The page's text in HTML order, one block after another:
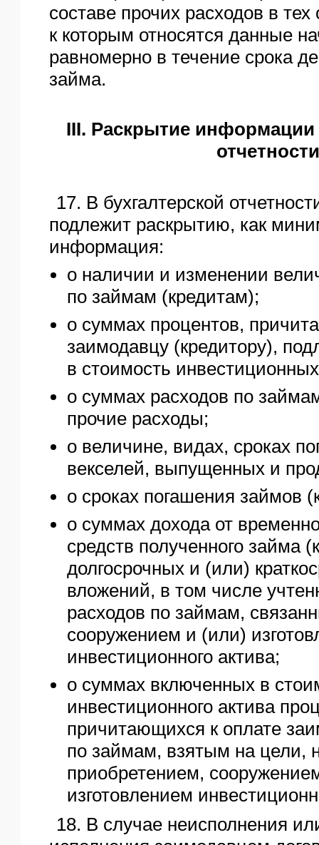
составе прочих расходов в
к которым относятся данные
равномерно в течение срока
займа.
III. Раскрытие информации
отчетности
17. В бухгалтерской
подлежит раскрытию, как
информация:
о наличии и изменении
по займам (кредитам);
о суммах процентов,
заимодавцу (кредитору),
в стоимость
о суммах расходов по
прочие расходы;
о величине, видах, сроках
векселей, выпущенных и
о сроках погашения займов
о суммах дохода от
средств полученного займа
долгосрочных и (или)
вложений, в том числе
расходов по займам,
сооружением и (или)
инвестиционного актива;
о суммах включенных в
инвестиционного актива
причитающихся к оплате
по займам, взятым на цели,
приобретением,
изготовлением
18. В случае неисполнения